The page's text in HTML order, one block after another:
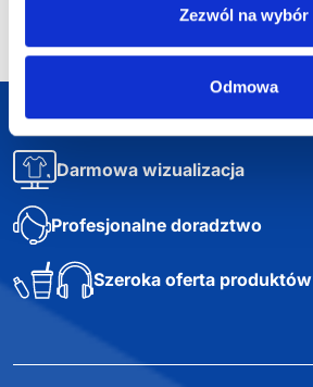
Zezwól na wybór
Odmowa
Darmowa dostawa
Darmowa wizualizacja
Profesjonalne doradztwo
Szeroka oferta produktów